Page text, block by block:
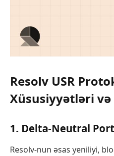
Resolv USR
Xüsusiyyətləri
1. Delta-Neutral
Resolv-nun əsas yeniliyi,